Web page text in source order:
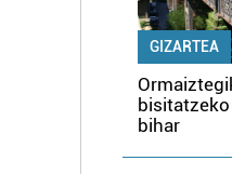
GIZARTEA
bihar